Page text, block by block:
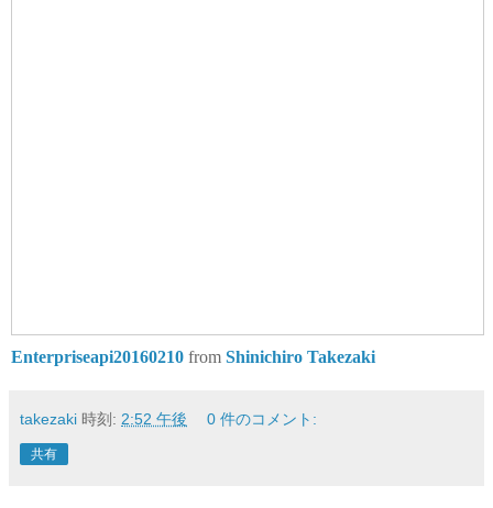
Enterpriseapi20160210 from Shinichiro Takezaki
takezaki 時刻: 2:52 午後 0 件のコメント:
共有